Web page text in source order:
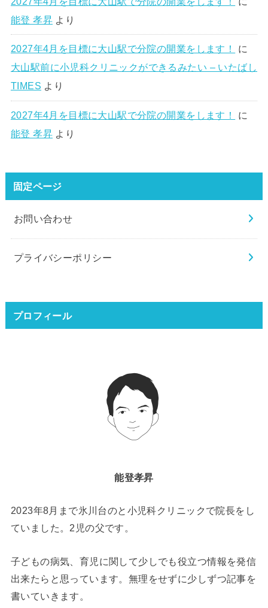
能登 孝昇より
2027年4月を目標に大山駅で分院の開業をします！
に
大山駅前に小児科クリニックができるみたい – いたばし
TIMES より
2027年4月を目標に大山駅で分院の開業をします！
に
能登 孝昇より
固定ページ
お問い合わせ
プライバシーポリシー
プロフィール
能登孝昇
2023年8月まで氷川台のと小児科クリニックで院長をし
ていました。2児の父です。
子どもの病気、育児に関して少しでも役立つ情報を発信
出来たらと思っています。無理をせずに少しずつ記事を
書いていきます。